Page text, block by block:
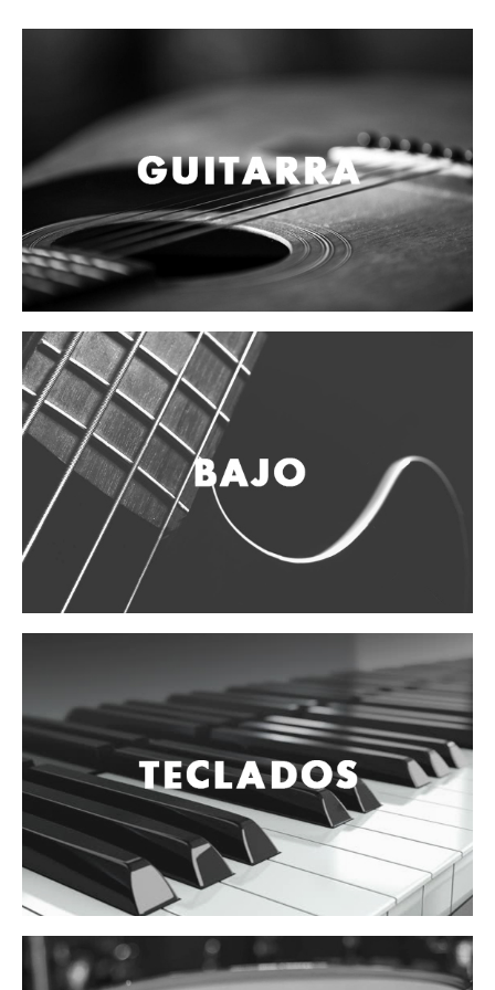
Herrajes y soportes
Marcha
Redoblantes
Tambores
Multi-tenores
Bombos
Baquetas, mazos y bolillos
Pergaminos
Liras
Guiros
Vientos
Accesorios
Micrófonos
Mano alámbrico
Inalámbrico diadema y solapa
Inalámbrico para instrumento
Estudio
Corro y escenario
Instalaciones
Cámara, computadora y celular
Pedestales y soportes
Accesorios